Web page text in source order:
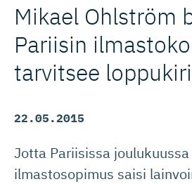
Mikael Ohlström
Pariisin
tarvitsee
22.05.2015
Jotta Pariisissa
ilmastosopimus saisi